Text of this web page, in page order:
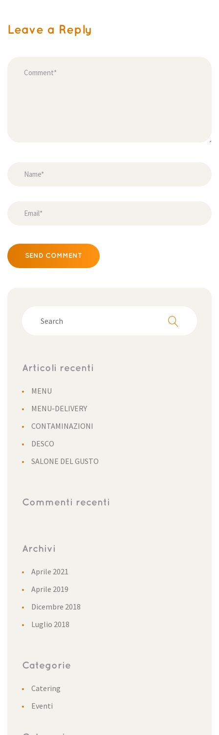
Leave a Reply
Articoli recenti
MENU
MENU-DELIVERY
CONTAMINAZIONI
DESCO
SALONE DEL GUSTO
Commenti recenti
Archivi
Aprile 2021
Aprile 2019
Dicembre 2018
Luglio 2018
Categorie
Catering
Eventi